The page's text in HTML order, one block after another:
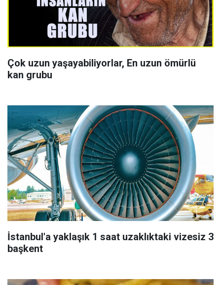
Çok uzun yaşayabiliyorlar, En uzun ömürlü
kan grubu
İstanbul'a yaklaşık 1 saat uzaklıktaki vizesiz 3
başkent